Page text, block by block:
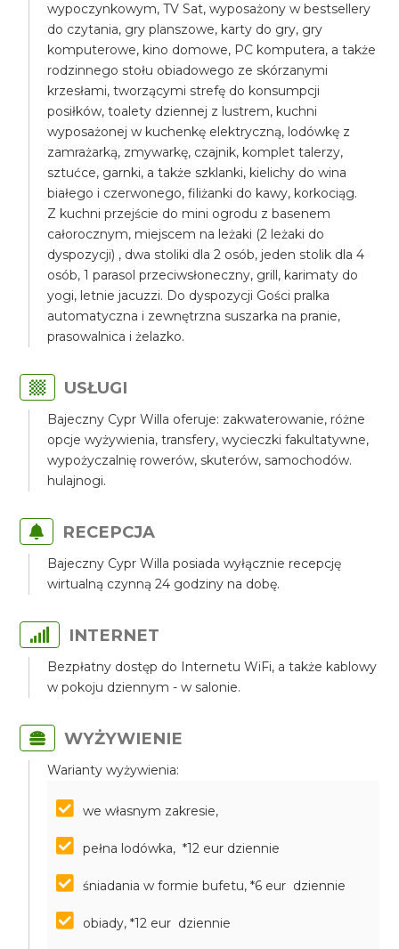
wypoczynkowym, TV Sat, wyposażony w bestsellery
do czytania, gry planszowe, karty do gry, gry
komputerowe, kino domowe, PC komputera, a także
rodzinnego stołu obiadowego ze skórzanymi
krzesłami, tworzącymi strefę do konsumpcji
posiłków, toalety dziennej z lustrem, kuchni
wyposażonej w kuchenkę elektryczną, lodówkę z
zamrażarką, zmywarkę, czajnik, komplet talerzy,
sztućce, garnki, a także szklanki, kielichy do wina
białego i czerwonego, filiżanki do kawy, korkociąg.
Z kuchni przejście do mini ogrodu z basenem
całorocznym, miejscem na leżaki (2 leżaki do
dyspozycji) , dwa stoliki dla 2 osób, jeden stolik dla 4
osób, 1 parasol przeciwsłoneczny, grill, karimaty do
yogi, letnie jacuzzi. Do dyspozycji Gości pralka
automatyczna i zewnętrzna suszarka na pranie,
prasowalnica i żelazko.
USŁUGI
Bajeczny Cypr Willa oferuje: zakwaterowanie, różne
opcje wyżywienia, transfery, wycieczki fakultatywne,
wypożyczalnię rowerów, skuterów, samochodów.
hulajnogi.
RECEPCJA
Bajeczny Cypr Willa posiada wyłącznie recepcję
wirtualną czynną 24 godziny na dobę.
INTERNET
Bezpłatny dostęp do Internetu WiFi, a także kablowy
w pokoju dziennym - w salonie.
WYŻYWIENIE
Warianty wyżywienia:
we własnym zakresie,
pełna lodówka, *12 eur dziennie
śniadania w formie bufetu, *6 eur dziennie
obiady, *12 eur dziennie